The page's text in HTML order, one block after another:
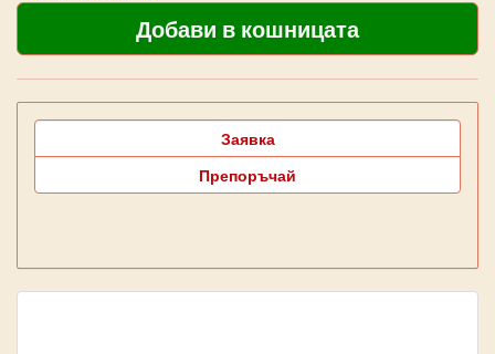
Заявка
Препоръчай